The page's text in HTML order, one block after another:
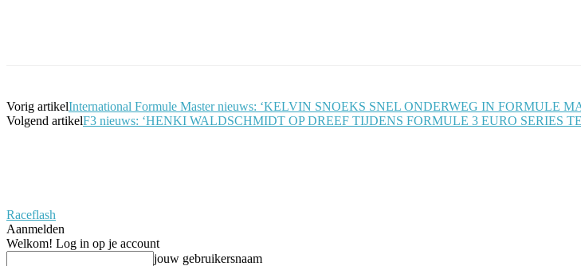
Vorig artikelInternational Formule Master nieuws: ‘KELVIN SNOEKS SNEL ONDERWEG IN FORMULE
Volgend artikelF3 nieuws: ‘HENKI WALDSCHMIDT OP DREEF TIJDENS FORMULE 3 EURO SERIES
Raceflash
Aanmelden
Welkom! Log in op je account
jouw gebruikersnaam